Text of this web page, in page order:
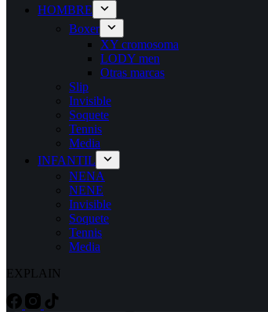
HOMBRE
Boxer
XY cromosoma
LODY men
Otras marcas
Slip
Invisible
Soquete
Tennis
Media
INFANTIL
NENA
NENE
Invisible
Soquete
Tennis
Media
EXPLAIN